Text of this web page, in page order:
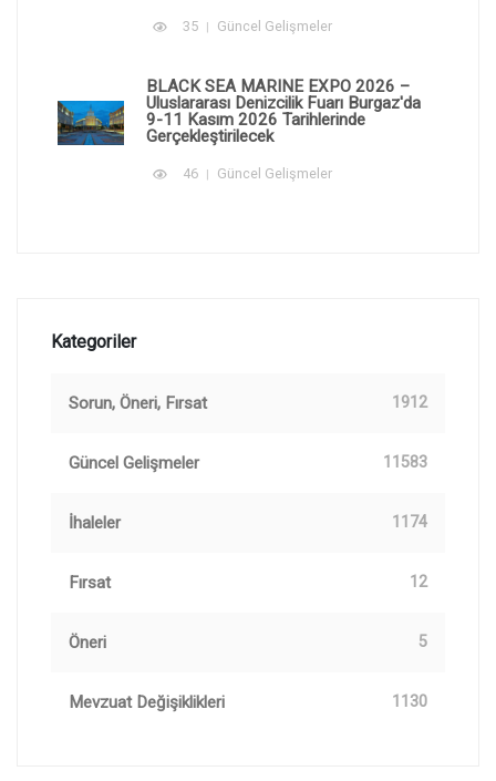
35 Güncel Gelişmeler
BLACK SEA MARINE EXPO 2026 –
Uluslararası Denizcilik Fuarı Burgaz'da
9-11 Kasım 2026 Tarihlerinde
Gerçekleştirilecek
46 Güncel Gelişmeler
Kategoriler
Sorun, Öneri, Fırsat 1912
Güncel Gelişmeler 11583
İhaleler 1174
Fırsat 12
Öneri 5
Mevzuat Değişiklikleri 1130